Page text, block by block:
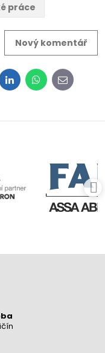
práce
Nový komentář
LinkedInWhatsApp
E-
mail